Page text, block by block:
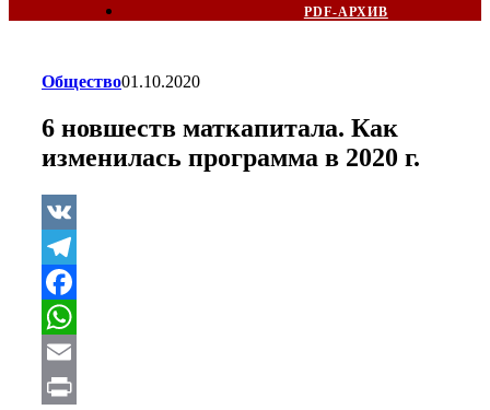
PDF-АРХИВ
Общество01.10.2020
6 новшеств маткапитала. Как
изменилась программа в 2020 г.
VK
Telegram
Facebook
WhatsApp
Email